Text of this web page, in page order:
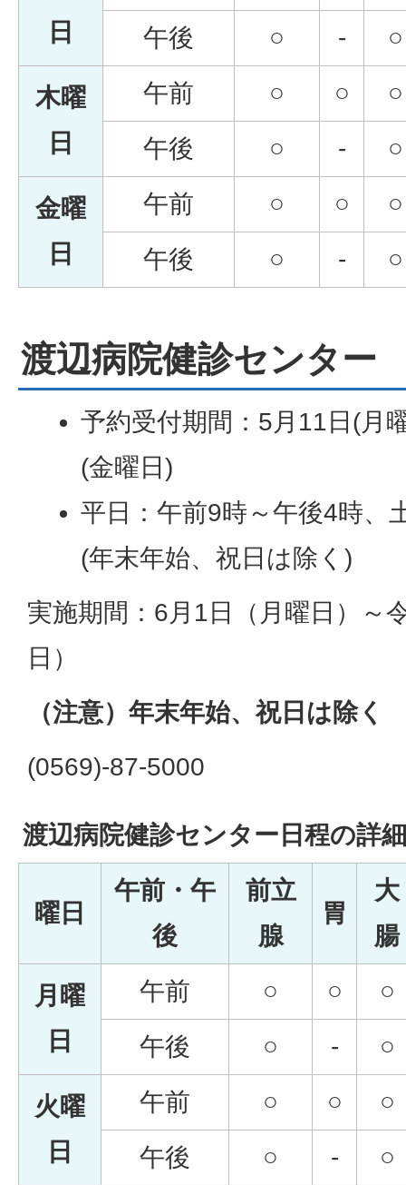
日
午後
○ - ○
木曜
日
午前 ○ ○
○
午後
○ - ○
金曜
日
午前 ○ ○
○
午後
○ - ○
渡辺病院健診センター
予約受付期間：5月11日(月
(金曜日)
平日：午前9時～午後4時、
(年末年始、祝日は除く)
実施期間：6月1日（月曜日）～
日）
（注意）年末年始、祝日は除く
(0569)-87-5000
渡辺病院健診センター日程の詳細
曜日
午前・午
後
前立
腺
胃
大
腸
月曜
日
午前 ○ ○
○
午後
○ - ○
火曜
日
午前 ○ ○
○
午後
○ - ○